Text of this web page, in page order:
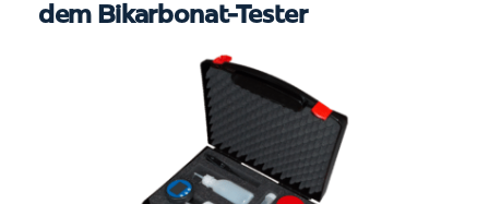
dem Bikarbonat-Tester